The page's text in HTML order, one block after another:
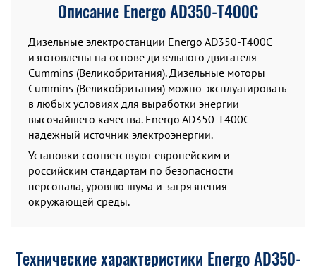
Описание Energo AD350-T400C
Дизельные электростанции Energo AD350-T400C
изготовлены на основе дизельного двигателя
Cummins (Великобритания). Дизельные моторы
Cummins (Великобритания) можно эксплуатировать
в любых условиях для выработки энергии
высочайшего качества. Energo AD350-T400C –
надежный источник электроэнергии.
Установки соответствуют европейским и
российским стандартам по безопасности
персонала, уровню шума и загрязнения
окружающей среды.
Технические характеристики Energo AD350-